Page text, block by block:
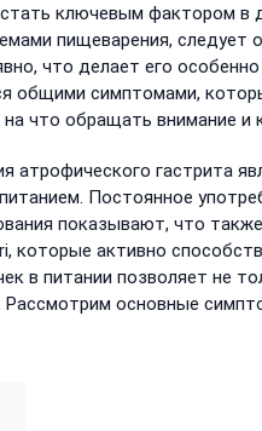
ключевым фактором в
пищеварения, следует
что делает его
общими симптомами,
что обращать внимание и
атрофического гастрита
Постоянное
показывают, что
которые активно
в питании позволяет не
Рассмотрим основные